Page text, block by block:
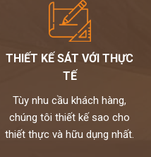
THIẾT KẾ SÁT VỚI THỰC
TẾ
Tùy nhu cầu khách hàng,
chúng tôi thiết kế sao cho
thiết thực và hữu dụng nhất.